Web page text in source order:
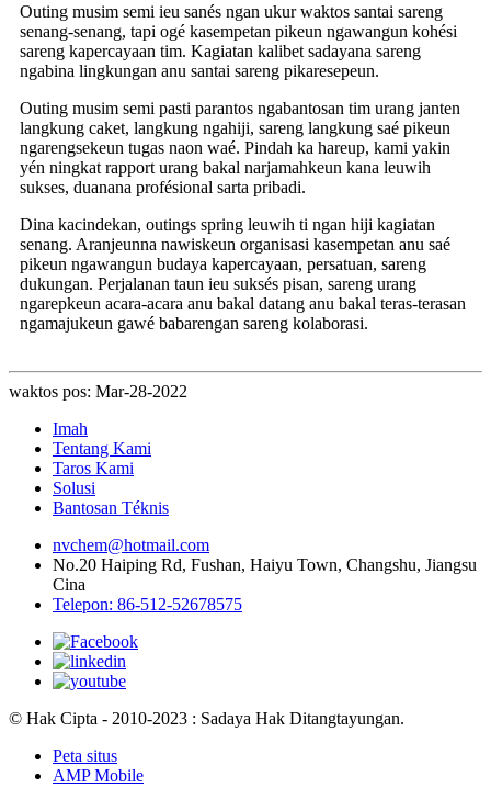
Outing musim semi ieu sanés ngan ukur waktos santai sareng
senang-senang, tapi ogé kasempetan pikeun ngawangun kohési
sareng kapercayaan tim. Kagiatan kalibet sadayana sareng
ngabina lingkungan anu santai sareng pikaresepeun.
Outing musim semi pasti parantos ngabantosan tim urang janten
langkung caket, langkung ngahiji, sareng langkung saé pikeun
ngarengsekeun tugas naon waé. Pindah ka hareup, kami yakin
yén ningkat rapport urang bakal narjamahkeun kana leuwih
sukses, duanana profésional sarta pribadi.
Dina kacindekan, outings spring leuwih ti ngan hiji kagiatan
senang. Aranjeunna nawiskeun organisasi kasempetan anu saé
pikeun ngawangun budaya kapercayaan, persatuan, sareng
dukungan. Perjalanan taun ieu suksés pisan, sareng urang
ngarepkeun acara-acara anu bakal datang anu bakal teras-terasan
ngamajukeun gawé babarengan sareng kolaborasi.
waktos pos: Mar-28-2022
Imah
Tentang Kami
Taros Kami
Solusi
Bantosan Téknis
nvchem@hotmail.com
No.20 Haiping Rd, Fushan, Haiyu Town, Changshu, Jiangsu
Cina
Telepon: 86-512-52678575
© Hak Cipta - 2010-2023 : Sadaya Hak Ditangtayungan.
Peta situs
AMP Mobile